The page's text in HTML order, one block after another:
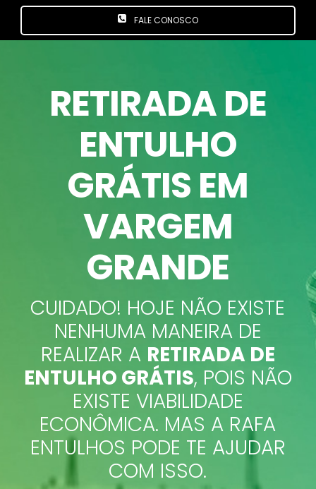
FALE CONOSCO
RETIRADA DE
ENTULHO
GRÁTIS EM
VARGEM
GRANDE
CUIDADO! HOJE NÃO EXISTE
NENHUMA MANEIRA DE
REALIZAR A RETIRADA DE
ENTULHO GRÁTIS, POIS NÃO
EXISTE VIABILIDADE
ECONÔMICA. MAS A RAFA
ENTULHOS PODE TE AJUDAR
COM ISSO.